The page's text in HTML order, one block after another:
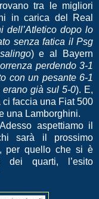
tra le migliori
in carica del Real
dell’Atletico dopo lo
senza fatica il Psg
) e al Bayern
perdendo 3-1
con un pesante 6-1
erano già sul 5-0). E,
faccia una Fiat 500
una Lamborghini.
aspettiamo il
sarà il prossimo
per quello che si è
dei quarti, l’esito